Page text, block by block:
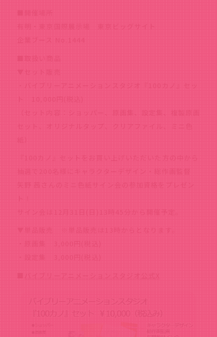
■開催場所
有明・東京国際展示場 東京ビッグサイト
企業ブース No.1444
■取扱い商品
▼セット販売
・バイブリーアニメーションスタジオ『100カノ』セッ
ト 10,000円(税込)
（セット内容：ショッパー、原画集、設定集、複製原画
セット、オリジナルタップ、クリアファイル、ミニ色
紙）
『100カノ』セットをお買い上げいただいた方の中から
抽選で200名様にキャラクターデザイン・総作画監督
矢野 茜さんのミニ色紙サイン会の参加資格をプレゼン
ト！
サイン会は12月31日(日)13時45分から開催予定。
▼単品販売 ※単品販売は13時からとなります。
・原画集 3,000円(税込)
・設定集 3,000円(税込)
■
バイブリーアニメーションスタジオ公式X